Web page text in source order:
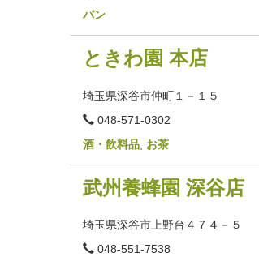
番
号
パン
ときわ園 本店
埼玉県深谷市仲町１－１５
電
番
号
048-571-0302
酒・飲料品 お茶
武州養蜂園 深谷店
埼玉県深谷市上野台４７４－５
電
048-551-7538